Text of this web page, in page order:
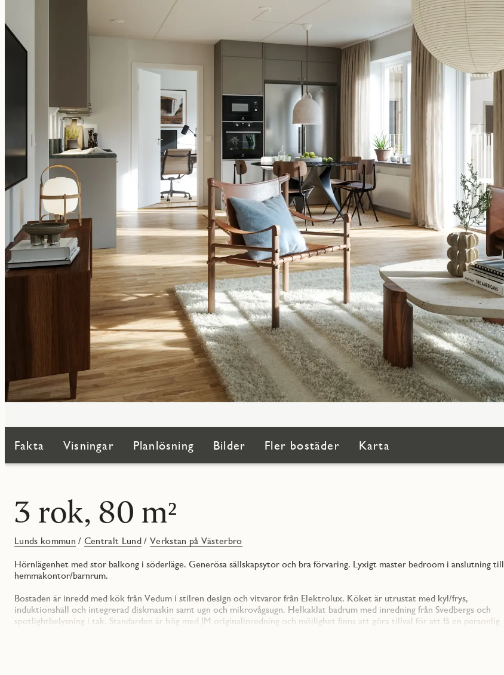
Fakta Visningar Planlösning Bilder Fler bostäder Karta
3 rok, 80 m²
Lunds kommun / Centralt Lund/ Verkstan på Västerbro
Hörnlägenhet med stor balkong i söderläge. Generösa sällskapsytor och bra förvaring. Lyxigt master bedroom i anslutning till
hemmakontor/barnrum.
Bostaden är inredd med kök från Vedum i stilren design och vitvaror från Elektrolux. Köket är utrustat med kyl/frys,
induktionshäll och integrerad diskmaskin samt ugn och mikrovågsugn. Helkaklat badrum med inredning från Svedbergs och
spotlightbelysning i tak. Standarden är hög med JM originalinredning och möjlighet finns att göra tillval för att få en personlig